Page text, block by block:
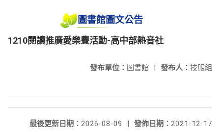
圖書館圖文公告
1210閱讀推廣愛樂豐活動-高中部熱音社
發布人： 技服組
發布單位： 圖書館 |
發佈日期： 2021-12-17
最後更新日期： 2026-08-09
|